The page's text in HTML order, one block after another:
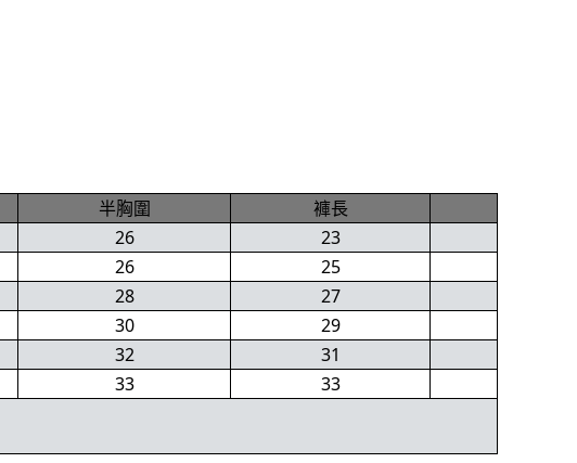
半胸圍
褲長
26
23
26
25
28
27
30
29
32
31
33
33